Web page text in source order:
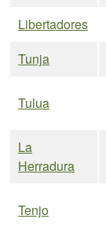
Libertadores
Tunja
Tulua
La
Herradura
Tenjo